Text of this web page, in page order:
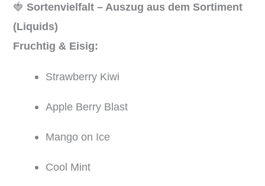
🍓Sortenvielfalt – Auszug aus dem Sortiment
(Liquids)
Fruchtig & Eisig:
Strawberry Kiwi
Apple Berry Blast
Mango on Ice
Cool Mint